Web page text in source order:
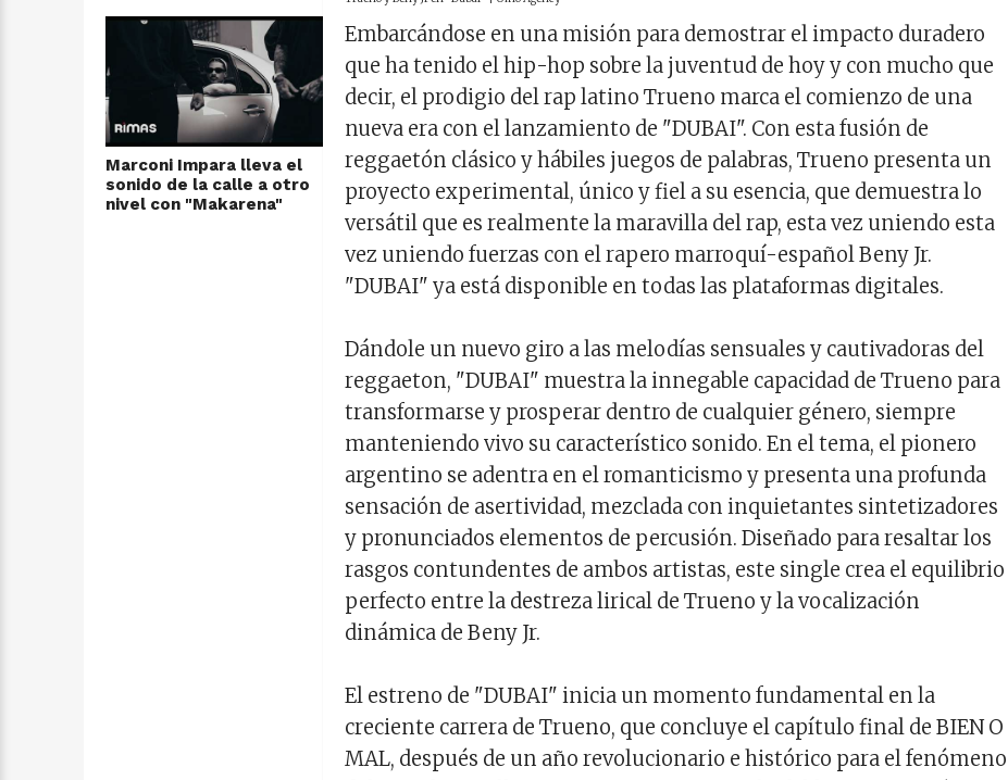
Marconi Impara lleva el
sonido de la calle a otro
nivel con "Makarena"
Embarcándose en una misión para demostrar el impacto duradero
que ha tenido el hip-hop sobre la juventud de hoy y con mucho que
decir, el prodigio del rap latino Trueno marca el comienzo de una
nueva era con el lanzamiento de "DUBAI". Con esta fusión de
reggaetón clásico y hábiles juegos de palabras, Trueno presenta un
proyecto experimental, único y fiel a su esencia, que demuestra lo
versátil que es realmente la maravilla del rap, esta vez uniendo esta
vez uniendo fuerzas con el rapero marroquí-español Beny Jr.
"DUBAI" ya está disponible en todas las plataformas digitales.
Dándole un nuevo giro a las melodías sensuales y cautivadoras del
reggaeton, "DUBAI" muestra la innegable capacidad de Trueno para
transformarse y prosperar dentro de cualquier género, siempre
manteniendo vivo su característico sonido. En el tema, el pionero
argentino se adentra en el romanticismo y presenta una profunda
sensación de asertividad, mezclada con inquietantes sintetizadores
y pronunciados elementos de percusión. Diseñado para resaltar los
rasgos contundentes de ambos artistas, este single crea el equilibrio
perfecto entre la destreza lirical de Trueno y la vocalización
dinámica de Beny Jr.
El estreno de "DUBAI" inicia un momento fundamental en la
creciente carrera de Trueno, que concluye el capítulo final de BIEN O
MAL, después de un año revolucionario e histórico para el fenómeno